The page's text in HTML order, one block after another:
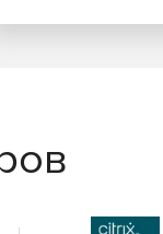
для
My Call). Также была